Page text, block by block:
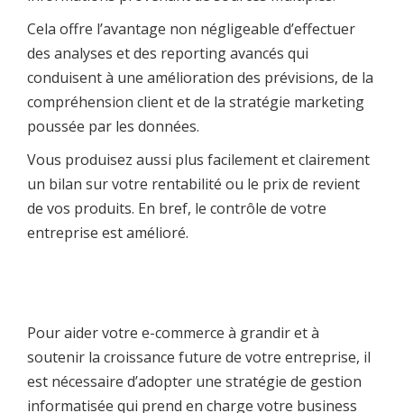
Cela offre l’avantage non négligeable d’effectuer
des analyses et des reporting avancés qui
conduisent à une amélioration des prévisions, de la
compréhension client et de la stratégie marketing
poussée par les données.
Vous produisez aussi plus facilement et clairement
un bilan sur votre rentabilité ou le prix de revient
de vos produits. En bref, le contrôle de votre
entreprise est amélioré.
Pour aider votre e-commerce à grandir et à
soutenir la croissance future de votre entreprise, il
est nécessaire d’adopter une stratégie de gestion
informatisée qui prend en charge votre business